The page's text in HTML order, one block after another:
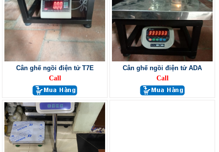
Cân ghế ngồi điện tử T7E
Call
Cân ghế ngồi điện tử ADA
Call